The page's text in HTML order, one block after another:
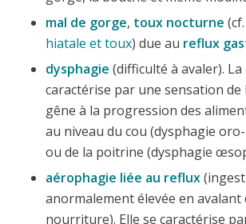
mal de gorge, toux nocturne
hiatale et toux) due au reflux
dysphagie (difficulté à avaler).
caractérise par une sensation de
gêne à la progression des
au niveau du cou (dysphagie
ou de la poitrine (dysphagie
aérophagie liée au reflux
anormalement élevée en avalant
nourriture). Elle se caractérise